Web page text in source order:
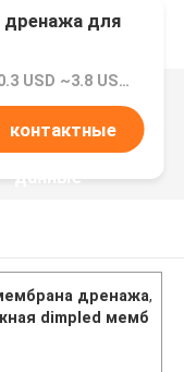
дренажа для
Цена：0.3 USD ~3.8 USD per sqm
контактные
данные
дренажа,
dimpled мемб